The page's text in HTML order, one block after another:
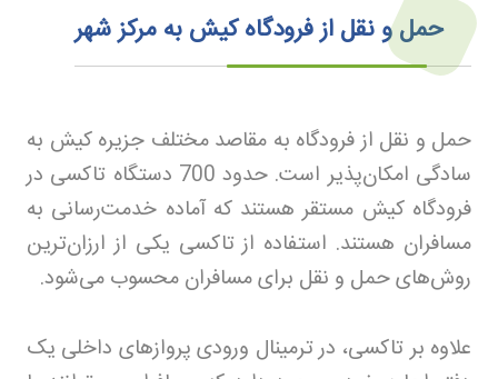
حمل و نقل از فرودگاه کیش به مرکز شهر
حمل و نقل از فرودگاه به مقاصد مختلف جزیره کیش به
سادگی امکان‌پذیر است. حدود 700 دستگاه تاکسی در
فرودگاه کیش مستقر هستند که آماده خدمت‌رسانی به
مسافران هستند. استفاده از تاکسی یکی از ارزان‌ترین
روش‌های حمل و نقل برای مسافران محسوب می‌شود.
علاوه بر تاکسی، در ترمینال ورودی پروازهای داخلی یک